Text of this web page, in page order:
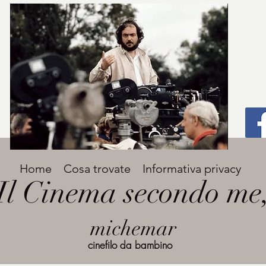
Titolo
grande
Avenir Light una delle font preferite dai
designer. Facile da leggere, viene
utilizzata per titoli e paragrafi.
Cinema secondo
michemar
Home Cosa trovate Informativa privacy
cinefilo da bambino